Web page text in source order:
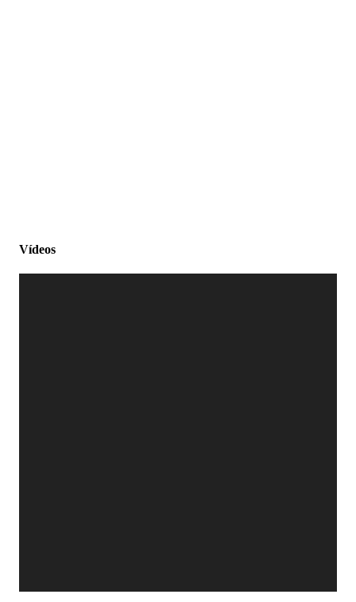
Vídeos